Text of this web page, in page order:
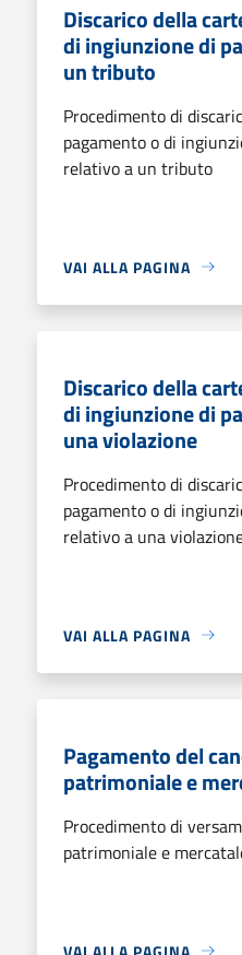
Discarico della
di ingiunzione di
un tributo
Procedimento di
pagamento o di
relativo a un tributo
VAI ALLA PAGINA
Discarico della
di ingiunzione di
una violazione
Procedimento di
pagamento o di
relativo a una
VAI ALLA PAGINA
Pagamento del
patrimoniale e
Procedimento di
patrimoniale e